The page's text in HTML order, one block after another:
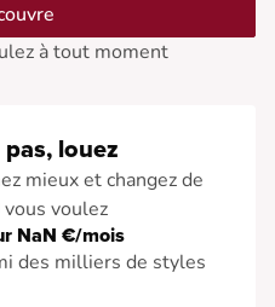
à tout moment
louez
mieux et changez de
voulez
NaN €/mois
des milliers de styles